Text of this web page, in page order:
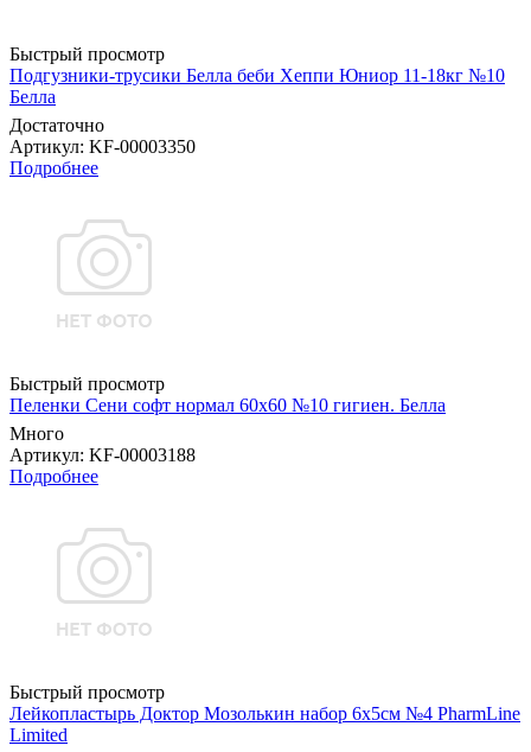
Быстрый просмотр
Подгузники-трусики Белла беби Хеппи Юниор 11-18кг №10
Белла
Достаточно
Артикул: KF-00003350
Подробнее
Быстрый просмотр
Пеленки Сени софт нормал 60х60 №10 гигиен. Белла
Много
Артикул: KF-00003188
Подробнее
Быстрый просмотр
Лейкопластырь Доктор Мозолькин набор 6х5см №4 PharmLine
Limited